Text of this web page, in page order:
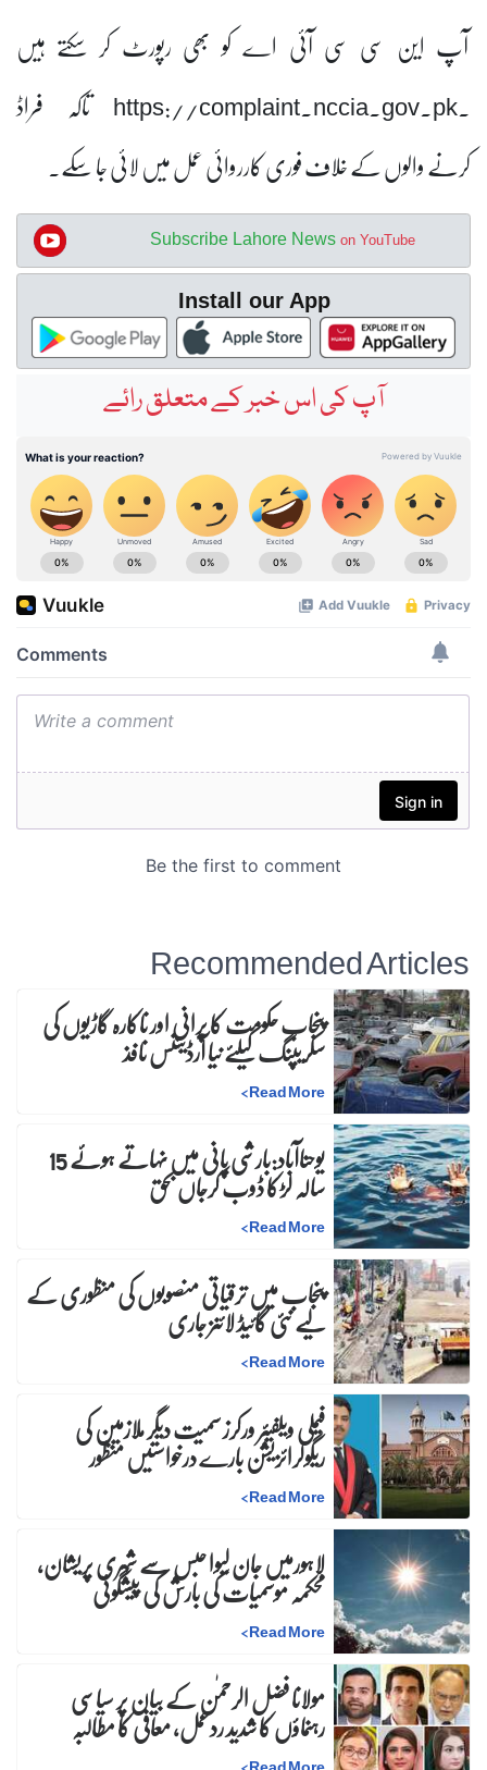
آپ این سی سی آئی اے کو بھی رپورٹ کر سکتے ہیں
.https://complaint.nccia.gov.pk تاکہ فراڈ
کرنے والوں کے خلاف فوری کارروائی عمل میں لائی جا سکے۔
Subscribe Lahore News on YouTube
Install our App
آپ کی اس خبر کے متعلق رائے
Recommended Articles
پنجاب حکومت کا پرانی اور ناکارہ گاڑیوں کی
سکریپنگ کیلئے نیا آرڈیننس نافذ
Read More
>
یوحناآباد:بارشی پانی میں نہاتے ہوئے 15 سالہ لڑکا ڈوب کرجاں بحق
Read More
>
پنجاب میں ترقیاتی منصوبوں کی منظوری کے
لیے نئی گائیڈ لائنز جاری
Read More
>
فیملی ویلفیئر ورکرز سمیت دیگر ملازمین کی
ریگولرائزیشن بارے درخواستیں منظور
Read More
>
لاہورمیں جان لیوا حبس سے شہری پریشان،
محکمہ موسمیات کی بارش کی پیشگوئی
Read More
>
مولانا فضل الرحمٰن کے بیان پر سیاسی
رہنماؤں کا شدید ردعمل، معافی کا مطالبہ